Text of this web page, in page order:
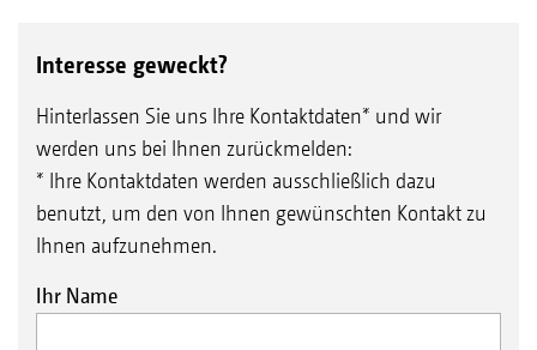
Interesse geweckt?
Hinterlassen Sie uns Ihre Kontaktdaten* und wir
werden uns bei Ihnen zurückmelden:
* Ihre Kontaktdaten werden ausschließlich dazu
benutzt, um den von Ihnen gewünschten Kontakt zu
Ihnen aufzunehmen.
Ihr Name